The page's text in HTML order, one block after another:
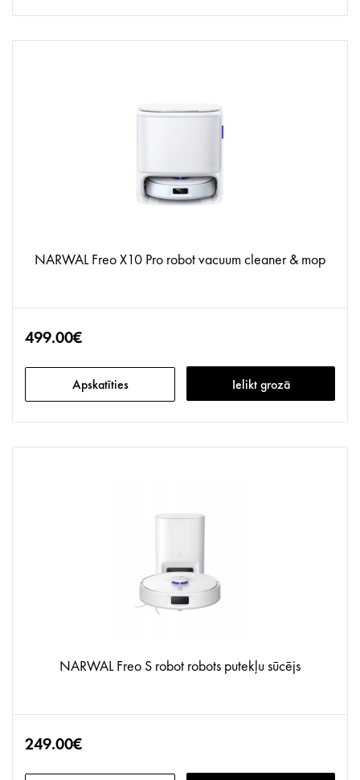
NARWAL Freo X10 Pro robot vacuum cleaner & mop
499.00€
Apskatīties Ielikt grozā
NARWAL Freo S robot robots putekļu sūcējs
249.00€